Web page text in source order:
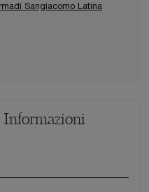
Sangiacomo Latina